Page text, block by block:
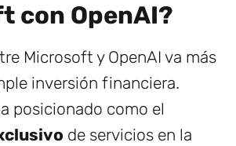
con OpenAI?
Microsoft y OpenAI va más
inversión financiera.
posicionado como el
de servicios en la